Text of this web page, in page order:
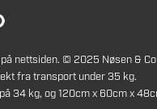
nettsiden. © 2025 Nøsen & Co
fra transport under 35 kg.
34 kg, og 120cm x 60cm x